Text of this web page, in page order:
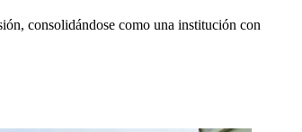
consolidándose como una institución con